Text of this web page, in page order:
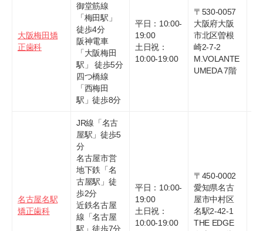
大阪梅田矯
正歯科
御堂筋線
「梅田駅」
徒歩4分
阪神電車
「大阪梅田
駅」 徒歩5分
四つ橋線
「西梅田
駅」徒歩8分
平日：10:00-
19:00
土日祝：
10:00-19:00
〒530-0057
大阪府大阪
市北区曽根
崎2-7-2
M.VOLANTE
UMEDA 7階
名古屋名駅
矯正歯科
JR線「名古
屋駅」徒歩5
分
名古屋市営
地下鉄「名
古屋駅」徒
歩2分
近鉄名古屋
線「名古屋
駅」徒歩7分
平日：10:00-
19:00
土日祝：
10:00-19:00
〒450-0002
愛知県名古
屋市中村区
名駅2-42-1
THE EDGE